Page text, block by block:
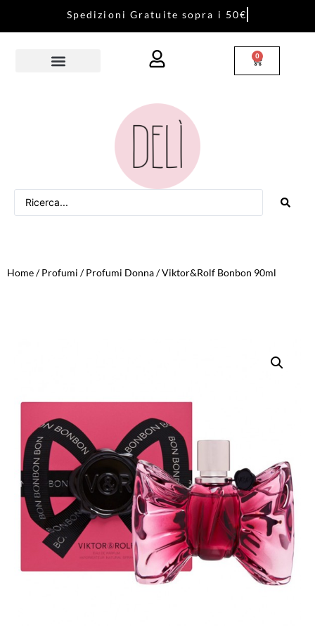
Sped izi on i Gratu ite sopra i 50€
0
Home/Profumi /Profumi Donna/ Viktor&Rolf Bonbon 90ml